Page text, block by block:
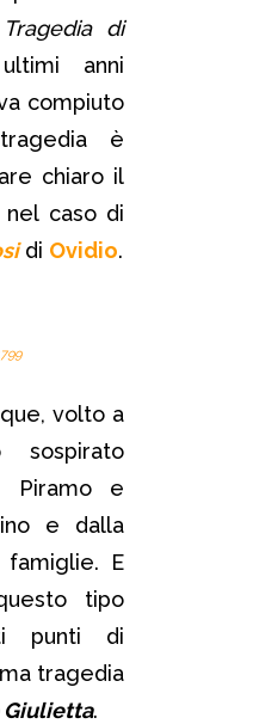
Tragedia di
anni
compiuto
è
chiaro il
caso di
di Ovidio.
volto a
sospirato
Piramo e
e dalla
E
tipo
punti di
tragedia
Giulietta.